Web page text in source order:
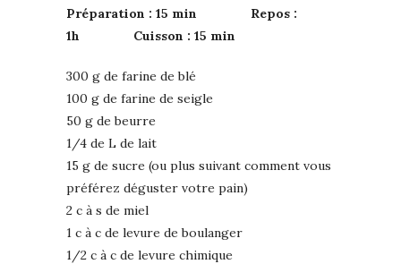
Préparation : 15 min Repos :
1h Cuisson : 15 min
300 g de farine de blé
100 g de farine de seigle
50 g de beurre
1/4 de L de lait
15 g de sucre (ou plus suivant comment vous
préférez déguster votre pain)
2 c à s de miel
1 c à c de levure de boulanger
1/2 c à c de levure chimique